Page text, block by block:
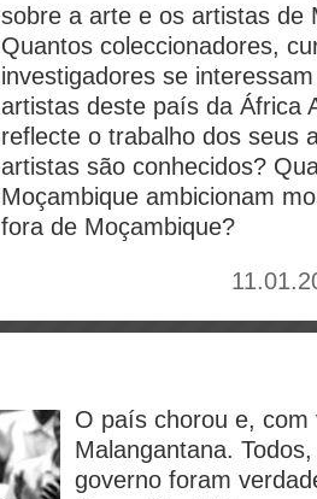
sobre a arte e os artistas de
Quantos coleccionadores,
investigadores se
artistas deste país da África
reflecte o trabalho dos seus
artistas são conhecidos?
Moçambique ambicionam
fora de Moçambique?
O país chorou e, com
Malangantana.
governo foram